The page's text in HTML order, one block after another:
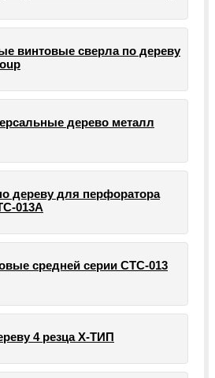
винтовые сверла по дереву
дерево металл
дереву для перфоратора
013А
средней серии СТС-013
4 резца Х-ТИП